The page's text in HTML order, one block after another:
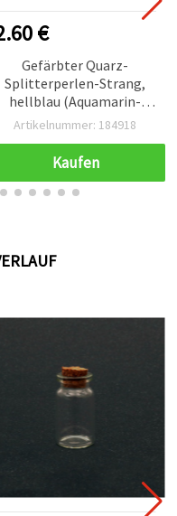
€
Gefärbter Quarz-
Splitterperlen-Strang,
hellblau (Aquamarin-
Imitation), 5–7 mm, ca. 85
Schmuckbasteln
Artikelnummer: 184918
Kaufen